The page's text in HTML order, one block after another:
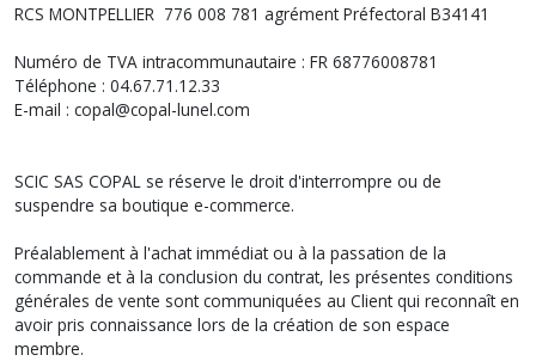
RCS MONTPELLIER 776 008 781 agrément Préfectoral B34141
Numéro de TVA intracommunautaire : FR 68776008781
Téléphone : 04.67.71.12.33
E-mail : copal@copal-lunel.com
SCIC SAS COPAL se réserve le droit d'interrompre ou de
suspendre sa boutique e-commerce.
Préalablement à l'achat immédiat ou à la passation de la
commande et à la conclusion du contrat, les présentes conditions
générales de vente sont communiquées au Client qui reconnaît en
avoir pris connaissance lors de la création de son espace
membre.